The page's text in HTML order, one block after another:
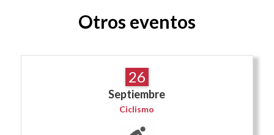
Otros eventos
26
Septiembre
Ciclismo